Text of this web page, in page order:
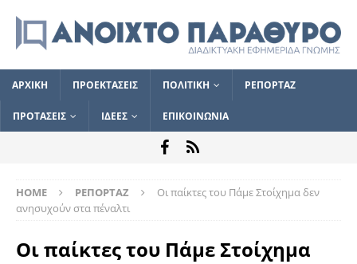
ΑΡΧΙΚΗ ΠΡΟΕΚΤΑΣΕΙΣ ΠΟΛΙΤΙΚΗ ΡΕΠΟΡΤΑΖ
ΠΡΟΤΑΣΕΙΣ ΙΔΕΕΣ ΕΠΙΚΟΙΝΩΝΙΑ
HOME ΡΕΠΟΡΤΑΖ
Οι παίκτες του Πάμε Στοίχημα δεν
ανησυχούν στα πέναλτι
Οι παίκτες του Πάμε Στοίχημα